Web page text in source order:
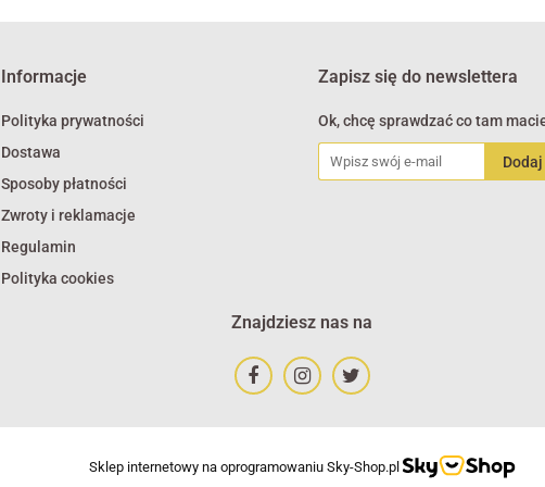
Informacje
Polityka prywatności
Dostawa
Sposoby płatności
Zwroty i reklamacje
Regulamin
Polityka cookies
Zapisz się do newslettera
Ok, chcę sprawdzać co tam
Znajdziesz nas na
Sklep internetowy na oprogramowaniu Sky-Shop.pl